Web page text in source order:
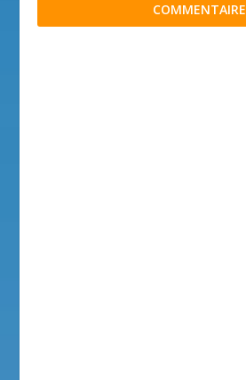
COMMENTAIRE